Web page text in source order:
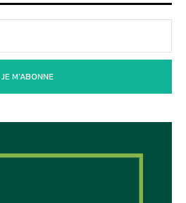
JE M'ABONNE